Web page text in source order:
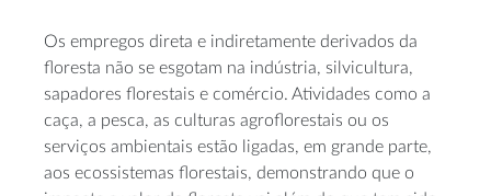
Os empregos direta e indiretamente derivados da
floresta não se esgotam na indústria, silvicultura,
sapadores florestais e comércio. Atividades como a
caça, a pesca, as culturas agroflorestais ou os
serviços ambientais estão ligadas, em grande parte,
aos ecossistemas florestais, demonstrando que o